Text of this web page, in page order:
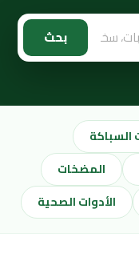
بحث
السباكة
المضخات
الأدوات الصحية